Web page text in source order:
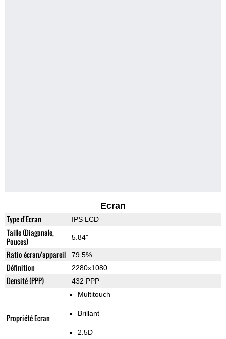
Ecran
Type d'Ecran IPS LCD
Taille (Diagonale,
Pouces)
5.84"
Ratio écran/appareil 79.5%
Définition 2280x1080
Densité (PPP) 432 PPP
Propriété Ecran
Multitouch
Brillant
2.5D